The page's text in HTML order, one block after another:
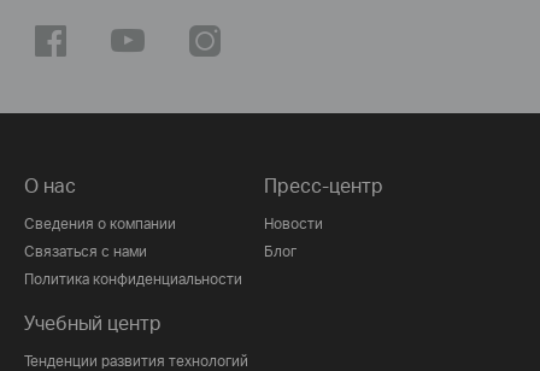
О нас
Сведения о компании
Связаться с нами
Политика конфиденциальности
Пресс-центр
Новости
Блог
Учебный центр
Тенденции развития технологий